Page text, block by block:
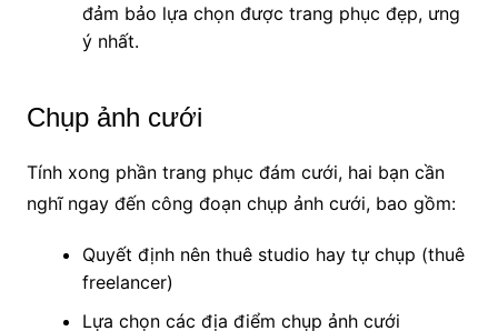
đảm bảo lựa chọn được trang phục đẹp, ưng
ý nhất.
Chụp ảnh cưới
Tính xong phần trang phục đám cưới, hai bạn cần
nghĩ ngay đến công đoạn chụp ảnh cưới, bao gồm:
Quyết định nên thuê studio hay tự chụp (thuê
freelancer)
Lựa chọn các địa điểm chụp ảnh cưới